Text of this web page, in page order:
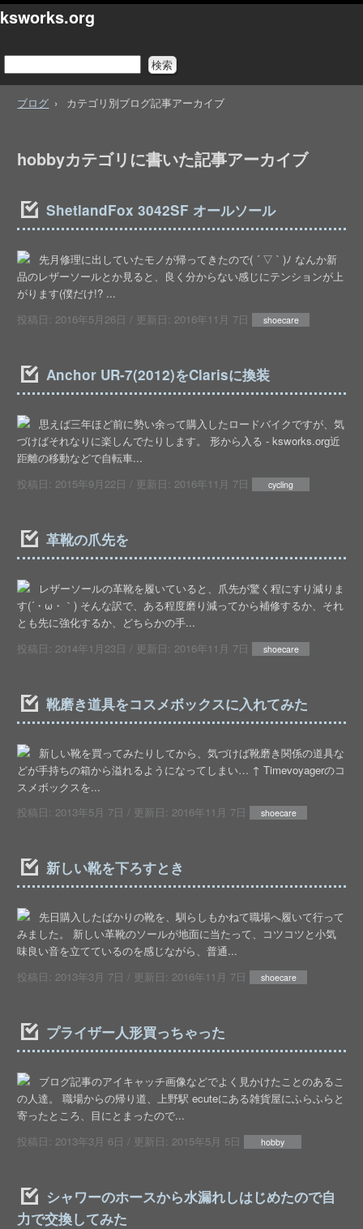
ksworks.org
ブログ カテゴリ別ブログ記事アーカイブ
hobbyカテゴリに書いた記事アーカイブ
ShetlandFox 3042SF オールソール
先月修理に出していたモノが帰ってきたので( ´ ▽ ` )ﾉ なんか新
品のレザーソールとか見ると、良く分からない感じにテンションが上
がります(僕だけ!? ...
投稿日: 2016年5月26日 / 更新日: 2016年11月 7日 shoecare
Anchor UR-7(2012)をClarisに換装
思えば三年ほど前に勢い余って購入したロードバイクですが、気
づけばそれなりに楽しんでたりします。 形から入る - ksworks.org近
距離の移動などで自転車...
投稿日: 2015年9月22日 / 更新日: 2016年11月 7日 cycling
革靴の爪先を
レザーソールの革靴を履いていると、爪先が驚く程にすり減りま
す(´・ω・｀) そんな訳で、ある程度磨り減ってから補修するか、それ
とも先に強化するか、どちらかの手...
投稿日: 2014年1月23日 / 更新日: 2016年11月 7日 shoecare
靴磨き道具をコスメボックスに入れてみた
新しい靴を買ってみたりしてから、気づけば靴磨き関係の道具な
どが手持ちの箱から溢れるようになってしまい… ↑ Timevoyagerのコ
スメボックスを...
投稿日: 2013年5月 7日 / 更新日: 2016年11月 7日 shoecare
新しい靴を下ろすとき
先日購入したばかりの靴を、馴らしもかねて職場へ履いて行って
みました。 新しい革靴のソールが地面に当たって、コツコツと小気
味良い音を立てているのを感じながら、普通...
投稿日: 2013年3月 7日 / 更新日: 2016年11月 7日 shoecare
プライザー人形買っちゃった
ブログ記事のアイキャッチ画像などでよく見かけたことのあるこ
の人達。 職場からの帰り道、上野駅 ecuteにある雑貨屋にふらふらと
寄ったところ、目にとまったので...
投稿日: 2013年3月 6日 / 更新日: 2015年5月 5日 hobby
シャワーのホースから水漏れしはじめたので自
力で交換してみた